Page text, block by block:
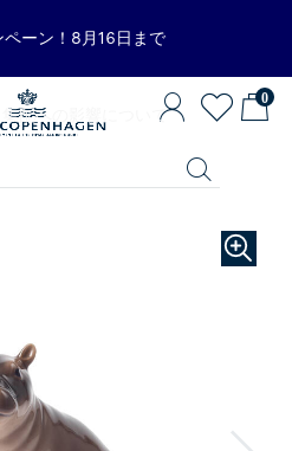
ーン！8月16日まで
集配への影響について
0